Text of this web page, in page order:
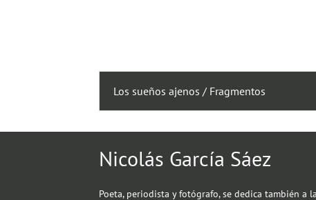
Los sueños ajenos / Fragmentos
Nicolás García Sáez
Poeta, periodista y fotógrafo, se dedica también a